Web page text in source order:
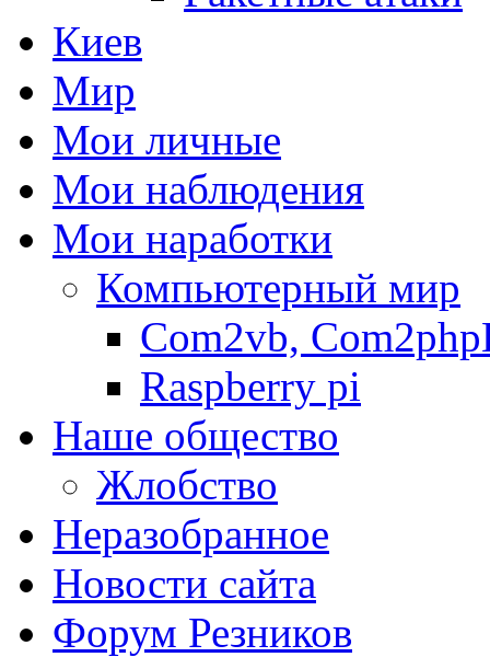
Киев
Мир
Мои личные
Мои наблюдения
Мои наработки
Компьютерный мир
Com2vb,
Raspberry pi
Наше общество
Жлобство
Неразобранное
Новости сайта
Форум Резников